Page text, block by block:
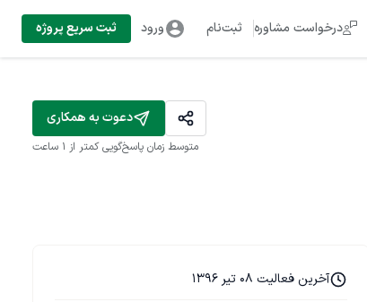
درخواست مشاوره ثبت‌نام ورود ثبت سریع پروژه
دعوت به همکاری
متوسط زمان پاسخ‌گویی کمتر از 1 ساعت
آخرین فعالیت 08 تیر 1396